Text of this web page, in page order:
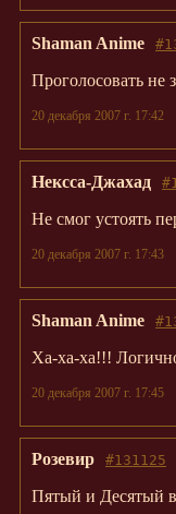
Shaman Anime
Проголосовать не
20 декабря 2007 г. 17:42
Нексса-Джахад
Не смог устоять
20 декабря 2007 г. 17:43
Shaman Anime
Ха-ха-ха!!!
20 декабря 2007 г. 17:45
#131125
Розевир
Пятый и Десятый